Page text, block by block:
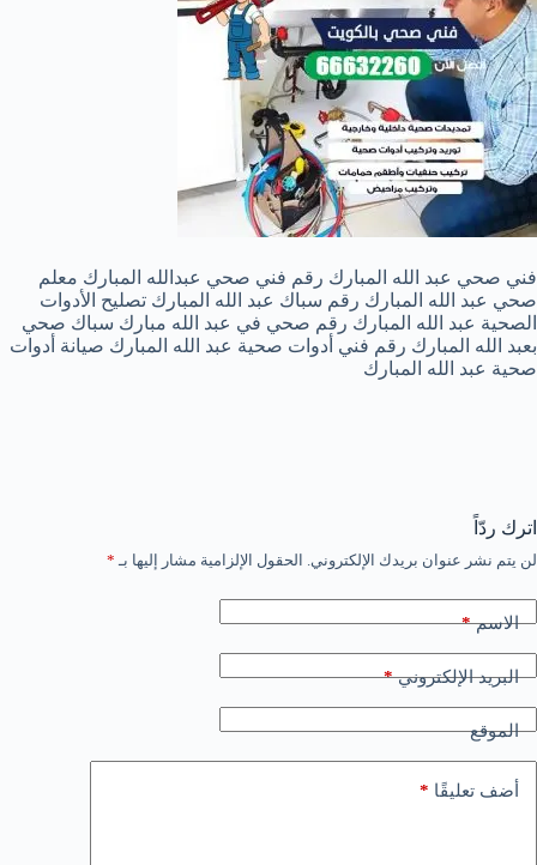
فني صحي عبد الله المبارك رقم فني صحي عبدالله المبارك معلم
صحي عبد الله المبارك رقم سباك عبد الله المبارك تصليح الأدوات
الصحية عبد الله المبارك رقم صحي في عبد الله مبارك سباك صحي
بعبد الله المبارك رقم فني أدوات صحية عبد الله المبارك صيانة أدوات
صحية عبد الله المبارك
اترك ردّاً
لن يتم نشر عنوان بريدك الإلكتروني. الحقول الإلزامية مشار إليها بـ *
الاسم*
البريد الإلكتروني*
الموقع
أضف تعليقًا *